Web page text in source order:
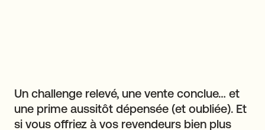
Un challenge relevé, une vente conclue… et
une prime aussitôt dépensée (et oubliée). Et
si vous offriez à vos revendeurs bien plus